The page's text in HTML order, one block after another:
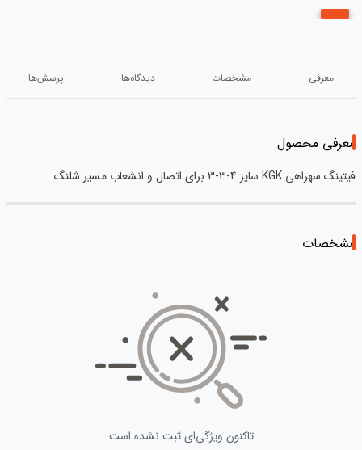
معرفی مشخصات دیدگاه‌ها پرسش‌ها
معرفی محصول
فیتینگ سهراهی KGK سایز 4-3-3 برای اتصال و انشعاب مسیر شلنگ
مشخصات
تاکنون ویژگی‌ای ثبت نشده است